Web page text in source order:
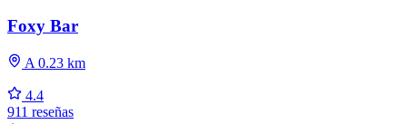
Foxy Bar
A 0.23 km
4.4
911 reseñas